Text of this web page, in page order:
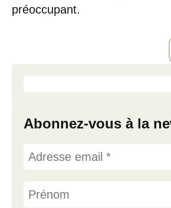
préoccupant.
Abonnez-vous à la